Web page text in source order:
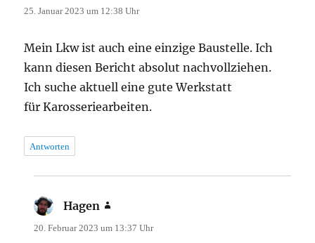
25. Januar 2023 um 12:38 Uhr
Mein Lkw ist auch eine einzige Baustelle. Ich
kann diesen Bericht absolut nachvollziehen.
Ich suche aktuell eine gute Werkstatt
für Karosseriearbeiten.
Antworten
Hagen
20. Februar 2023 um 13:37 Uhr